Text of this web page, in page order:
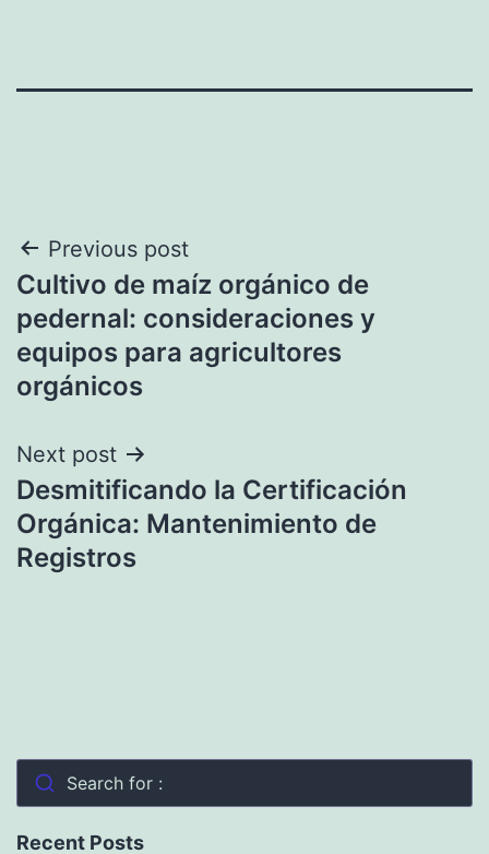
Navegación
de
entradas
Previous post
Cultivo de maíz orgánico de
pedernal: consideraciones y
equipos para agricultores
orgánicos
Next post
Desmitificando la Certificación
Orgánica: Mantenimiento de
Registros
Search for :
Recent Posts